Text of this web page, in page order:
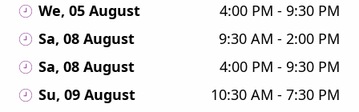
We, 05 August
4:00 PM - 9:30 PM
Sa, 08 August
9:30 AM - 2:00 PM
Sa, 08 August
4:00 PM - 9:30 PM
Su, 09 August
10:30 AM - 7:30 PM